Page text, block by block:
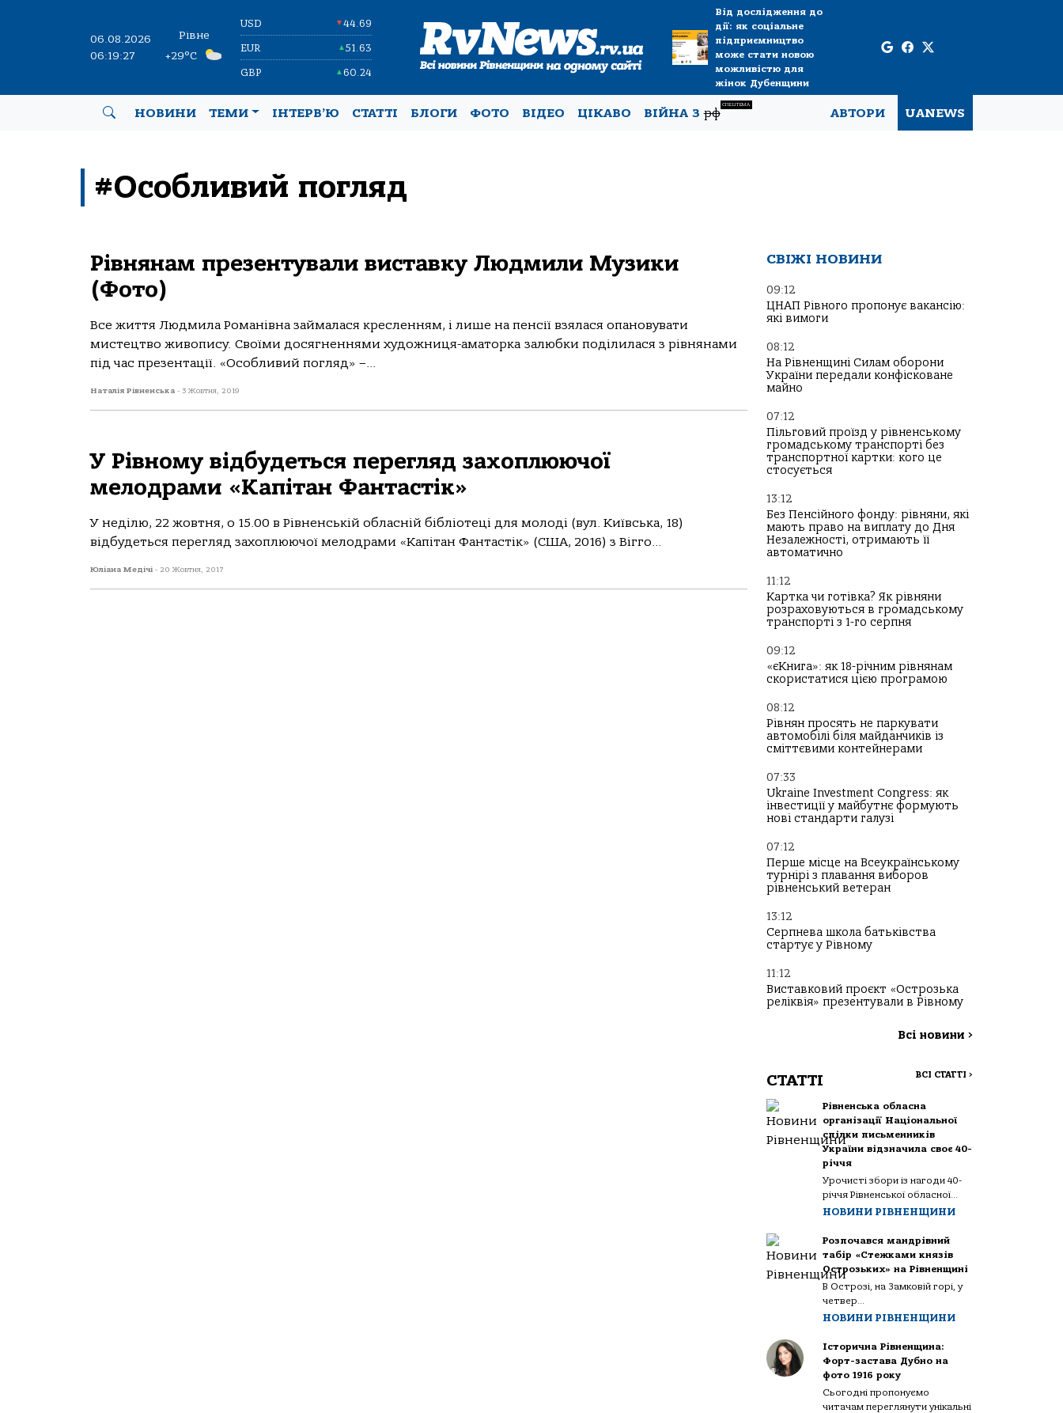
06.08.2026
06:19:27
Рівне
+29°C
USD ▼44.69
EUR ▲51.63
GBP ▲60.24
Від дослідження до
дії: як соціальне
підприємництво
може стати новою
можливістю для
жінок Дубенщини
НОВИНИ ТЕМИ ІНТЕРВ’Ю СТАТТІ БЛОГИ ФОТО ВІДЕО ЦІКАВО ВІЙНА Зрф
СПЕЦТЕМА
АВТОРИ UANEWS
#Особливий погляд
Рівнянам презентували виставку Людмили Музики
(Фото)
Все життя Людмила Романівна займалася кресленням, і лише на пенсії взялася опановувати
мистецтво живопису. Своїми досягненнями художниця-аматорка залюбки поділилася з рівнянами
під час презентації. «Особливий погляд» –...
Наталія Рівненська - 3 Жовтня, 2019
У Рівному відбудеться перегляд захоплюючої
мелодрами «Капітан Фантастік»
У неділю, 22 жовтня, о 15.00 в Рівненській обласній бібліотеці для молоді (вул. Київська, 18)
відбудеться перегляд захоплюючої мелодрами «Капітан Фантастік» (США, 2016) з Вігго...
Юліана Медічі - 20 Жовтня, 2017
СВІЖІ НОВИНИ
09:12
ЦНАП Рівного пропонує вакансію:
які вимоги
08:12
На Рівненщині Силам оборони
України передали конфісковане
майно
07:12
Пільговий проїзд у рівненському
громадському транспорті без
транспортної картки: кого це
стосується
13:12
Без Пенсійного фонду: рівняни, які
мають право на виплату до Дня
Незалежності, отримають її
автоматично
11:12
Картка чи готівка? Як рівняни
розраховуються в громадському
транспорті з 1-го серпня
09:12
«єКнига»: як 18-річним рівнянам
скористатися цією програмою
08:12
Рівнян просять не паркувати
автомобілі біля майданчиків із
сміттєвими контейнерами
07:33
Ukraine Investment Congress: як
інвестиції у майбутнє формують
нові стандарти галузі
07:12
Перше місце на Всеукраїнському
турнірі з плавання виборов
рівненський ветеран
13:12
Серпнева школа батьківства
стартує у Рівному
11:12
Виставковий проєкт «Острозька
реліквія» презентували в Рівному
Всі новини >
СТАТТІ ВСІ СТАТТІ >
Рівненська обласна
організації Національної
спілки письменників
України відзначила своє 40-
річчя
Урочисті збори із нагоди 40-
річчя Рівненської обласної...
НОВИНИ РІВНЕНЩИНИ
Розпочався мандрівний
табір «Стежками князів
Острозьких» на Рівненщині
В Острозі, на Замковій горі, у
четвер...
НОВИНИ РІВНЕНЩИНИ
Історична Рівненщина:
Форт-застава Дубно на
фото 1916 року
Сьогодні пропонуємо
читачам переглянути унікальні